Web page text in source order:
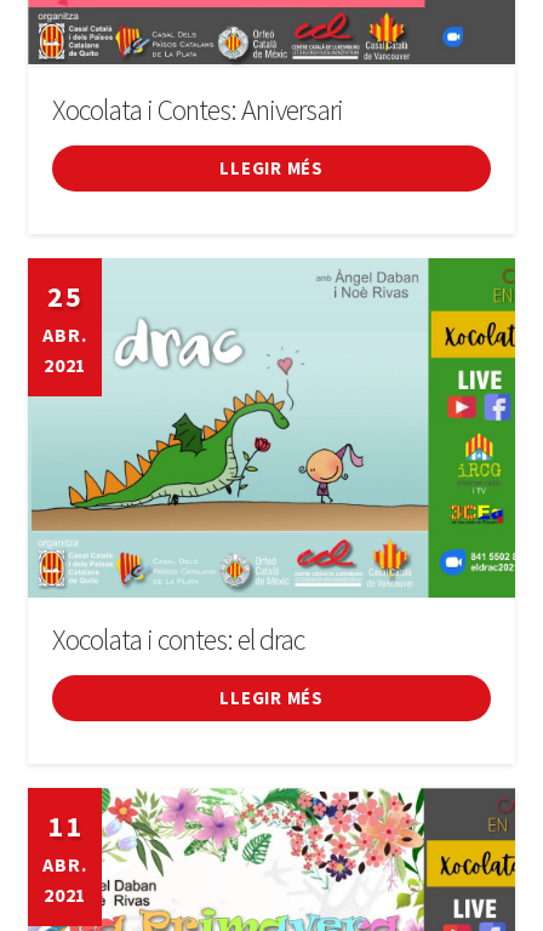
Xocolata i Contes: Aniversari
LLEGIR MÉS
25
ABR.
2021
Xocolata i contes: el drac
LLEGIR MÉS
11
ABR.
2021